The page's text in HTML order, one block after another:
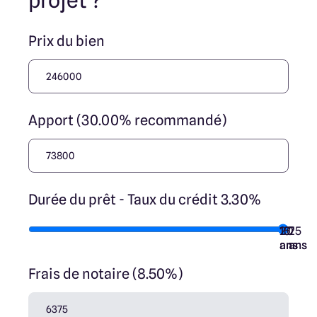
Prix du bien
Apport (30.00% recommandé)
Durée du prêt - Taux du crédit 3.30%
7
ans
10
ans
15
ans
20
ans
25
ans
Frais de notaire (8.50%)